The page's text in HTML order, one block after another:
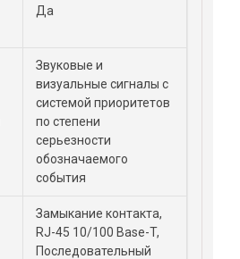
Да
Звуковые и
визуальные сигналы с
системой приоритетов
по степени
серьезности
обозначаемого
события
Замыкание контакта,
RJ-45 10/100 Base-T,
Последовательный